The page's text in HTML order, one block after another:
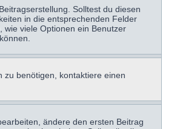
Solltest du diesen
in die entsprechenden Felder
wie viele Optionen ein Benutzer
zu benötigen, kontaktiere einen
ändere den ersten Beitrag